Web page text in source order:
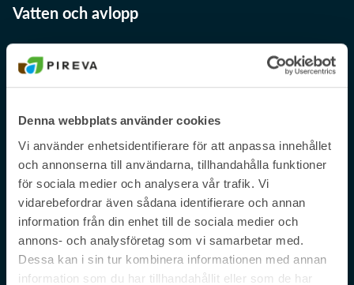
Denna webbplats använder cookies
Vi använder enhetsidentifierare för att anpassa innehållet
och annonserna till användarna, tillhandahålla funktioner
för sociala medier och analysera vår trafik. Vi
vidarebefordrar även sådana identifierare och annan
information från din enhet till de sociala medier och
annons- och analysföretag som vi samarbetar med.
Dessa kan i sin tur kombinera informationen med annan
information som du har tillhandahållit eller som de har
Mina sidor
Kundservice
SorteringsguideSophämtning
Vatten och avlopp
Avgifter för vatten och avlopp
Installation och anslutning
Avloppsvatten
Slamtömning
Pågående projekt
Nya vattenverket
Din vattenmätare
Om Pireva